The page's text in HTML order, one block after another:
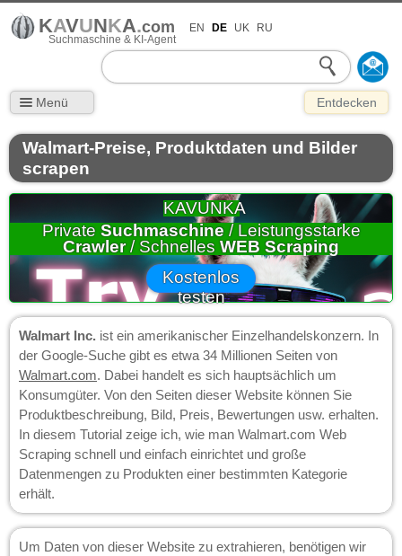
KAVUNKA.com
Suchmaschine & KI-Agent
EN DE UK RU
Menü Entdecken
Walmart-Preise, Produktdaten und Bilder
scrapen
KAVUNKA
Private Suchmaschine/ Leistungsstarke
Crawler/ SchnellesWEB Scraping
Kostenlos
testen
Walmart Inc. ist ein amerikanischer Einzelhandelskonzern. In
der Google-Suche gibt es etwa 34 Millionen Seiten von
Walmart.com. Dabei handelt es sich hauptsächlich um
Konsumgüter. Von den Seiten dieser Website können Sie
Produktbeschreibung, Bild, Preis, Bewertungen usw. erhalten.
In diesem Tutorial zeige ich, wie man Walmart.com Web
Scraping schnell und einfach einrichtet und große
Datenmengen zu Produkten einer bestimmten Kategorie
erhält.
Um Daten von dieser Website zu extrahieren, benötigen wir